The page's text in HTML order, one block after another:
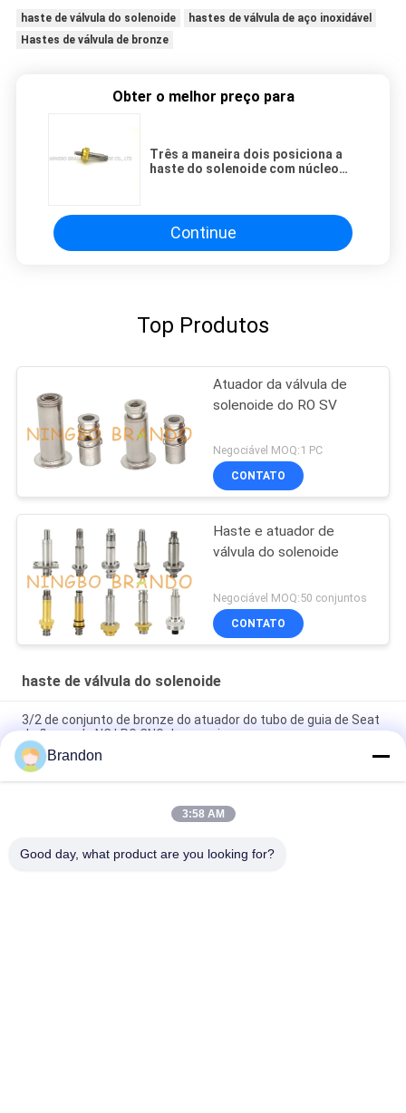
haste de válvula do solenoide
hastes de válvula de aço inoxidável
Hastes de válvula de bronze
Obter o melhor preço para
Três a maneira dois posiciona a
haste do solenoide com núcleo
Continue
Top Produtos
Atuador da válvula de
solenoide do RO SV
Negociável MOQ:1 PC
CONTATO
Haste e atuador de
válvula do solenoide
Negociável MOQ:50 conjuntos
CONTATO
haste de válvula do solenoide
3/2 de conjunto de bronze do atuador do tubo de guia de Seat
da flange do NC LPG CNG da maneira
CNOMO fazem sob medida 30 3/2 de haste de válvula de
bronze do solenoide do núcleo de ferro do atuador da maneira
Núcleo móvel cilíndrico da haste circular do solenoide de Seat
Brandon
3:58 AM
Good day, what product are you looking for?